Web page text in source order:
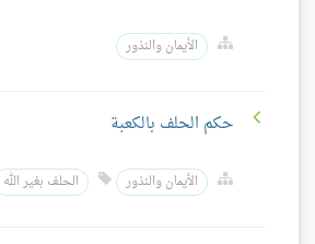
الأيمان والنذور
حكم الحلف بالكعبة
الأيمان والنذور الحلف بغير الله